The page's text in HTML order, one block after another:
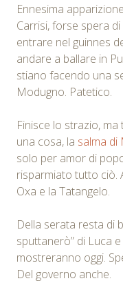
Ennesima
Carrisi, forse spera
entrare nel guinnes
andare a ballare in
stiano facendo una
Modugno. Patetico.
Finisce lo strazio,
una cosa, la salma di
solo per amor di
risparmiato tutto ciò.
Oxa e la Tatangelo.
Della serata resta di
sputtanerò” di Luca
mostreranno oggi.
Del governo anche.